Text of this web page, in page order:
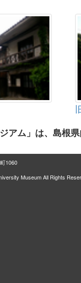
アム」は、島根
1060
Museum All Rights